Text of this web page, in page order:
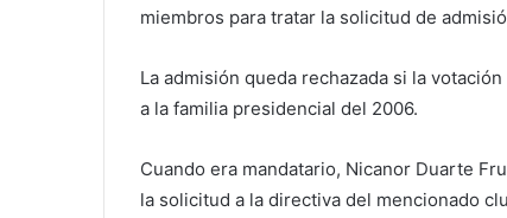
miembros para tratar la solicitud de
La admisión queda rechazada si la
a la familia presidencial del 2006.
Cuando era mandatario, Nicanor Duarte
la solicitud a la directiva del mencionado